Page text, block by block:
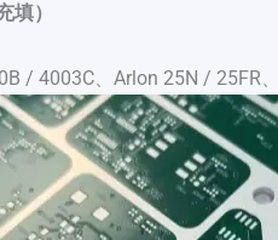
填）
/ 4003C、Arlon 25N / 25FR